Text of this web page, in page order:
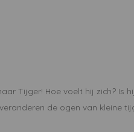
Tijger! Hoe voelt hij zich? Is
de ogen van kleine